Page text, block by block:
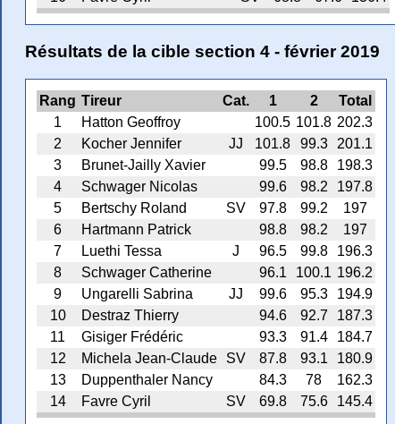
Résultats de la cible section 4 - février 2019
Rang Tireur Cat. 1 2
Total
1
Hatton Geoffroy 100.5 101.8 202.3
2
Kocher Jennifer JJ 101.8 99.3
201.1
3
Brunet-Jailly Xavier 99.5 98.8
198.3
4
Schwager Nicolas 99.6 98.2
197.8
5
Bertschy Roland SV 97.8 99.2
197
6
Hartmann Patrick 98.8 98.2
197
7
Luethi Tessa J 96.5 99.8
196.3
8
Schwager Catherine 96.1 100.1 196.2
9
Ungarelli Sabrina JJ 99.6 95.3
194.9
10
Destraz Thierry 94.6 92.7
187.3
11
Gisiger Frédéric 93.3 91.4
184.7
12
Michela Jean-Claude SV 87.8 93.1
180.9
13
Duppenthaler Nancy 84.3 78
162.3
14
Favre Cyril SV 69.8 75.6 145.4